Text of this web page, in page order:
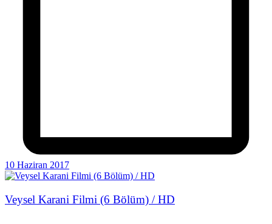
10 Haziran 2017
Veysel Karani Filmi (6 Bölüm) / HD